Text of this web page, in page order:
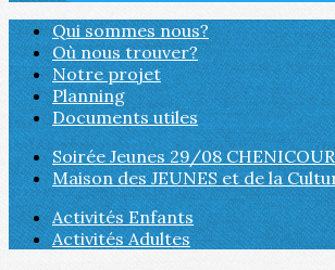
Qui sommes nous?
Où nous trouver?
Notre projet
Planning
Documents utiles
Soirée Jeunes 29/08
Maison des JEUNES et de la
Activités Enfants
Activités Adultes